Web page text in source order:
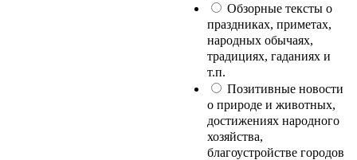
Обзорные тексты о
праздниках, приметах,
народных обычаях,
традициях, гаданиях и
т.п.
Позитивные новости
о природе и животных,
достижениях народного
хозяйства,
благоустройстве городов